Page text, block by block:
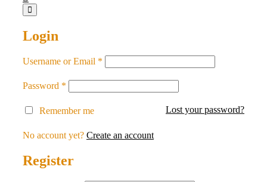
Login
Username or Email *
Password *
Remember me Lost your password?
No account yet? Create an account
Register